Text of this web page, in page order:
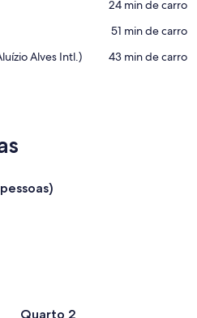
‪24 min de carro‬
‪51 min de carro‬
Alves Intl.)
‪43 min de carro‬
Quarto 2